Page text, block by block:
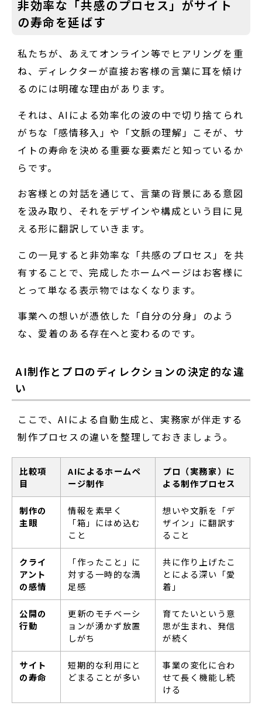
非効率な「共感のプロセス」がサイト
の寿命を延ばす
私たちが、あえてオンライン等でヒアリングを重
ね、ディレクターが直接お客様の言葉に耳を傾け
るのには明確な理由があります。
それは、AIによる効率化の波の中で切り捨てられ
がちな「感情移入」や「文脈の理解」こそが、サ
イトの寿命を決める重要な要素だと知っているか
らです。
お客様との対話を通じて、言葉の背景にある意図
を汲み取り、それをデザインや構成という目に見
える形に翻訳していきます。
この一見すると非効率な「共感のプロセス」を共
有することで、完成したホームページはお客様に
とって単なる表示物ではなくなります。
事業への想いが憑依した「自分の分身」のよう
な、愛着のある存在へと変わるのです。
AI制作とプロのディレクションの決定的な違
い
ここで、AIによる自動生成と、実務家が伴走する
制作プロセスの違いを整理しておきましょう。
比較項
目
AIによるホームペ
ージ制作
プロ（実務家）に
よる制作プロセス
制作の
主眼
情報を素早く
「箱」にはめ込む
こと
想いや文脈を「デ
ザイン」に翻訳す
ること
クライ
アント
の感情
「作ったこと」に
対する一時的な満
足感
共に作り上げたこ
とによる深い「愛
着」
公開の
行動
更新のモチベーシ
ョンが湧かず放置
しがち
育てたいという意
思が生まれ、発信
が続く
サイト
の寿命
短期的な利用にと
どまることが多い
事業の変化に合わ
せて長く機能し続
ける